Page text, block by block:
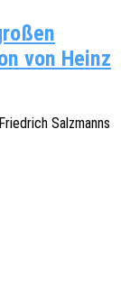
von Heinz
Salz­manns